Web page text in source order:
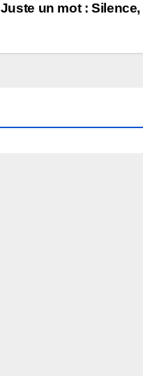
Juste un mot :